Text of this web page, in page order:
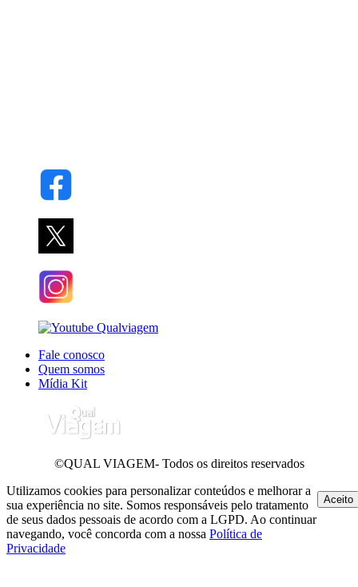
Fale conosco
Quem somos
Mídia Kit
©QUAL VIAGEM- Todos os direitos reservados
Utilizamos cookies para personalizar conteúdos e melhorar a
sua experiência no site. Somos responsáveis pelo tratamento
de seus dados pessoais de acordo com a LGPD. Ao continuar
navegando, você concorda com a nossa Política de
Privacidade
Aceito